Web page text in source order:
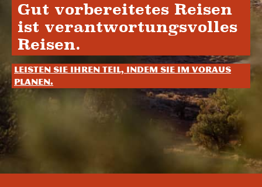
Gut vorbereitetes Reisen
ist verantwortungsvolles
Reisen.
Leisten Sie Ihren Teil, indem Sie im Voraus
planen.